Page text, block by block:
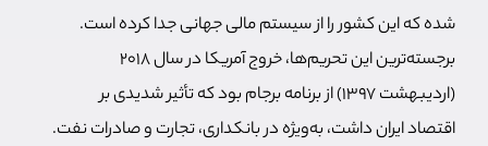
شده که این کشور را از سیستم مالی جهانی جدا کرده است.
برجسته‌ترین این تحریم‌ها، خروج آمریکا در سال 2018
(اردیبهشت 1397) از برنامه برجام بود که تأثیر شدیدی بر
اقتصاد ایران داشت، به‌ویژه در بانکداری، تجارت و صادرات نفت.